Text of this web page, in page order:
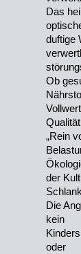
Das
duftige
Ob
„Rein
der
Die
kein
oder